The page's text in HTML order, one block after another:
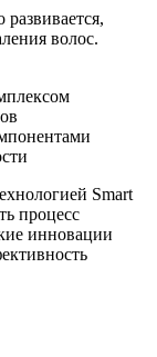
волос.
Smart
процесс
инновации